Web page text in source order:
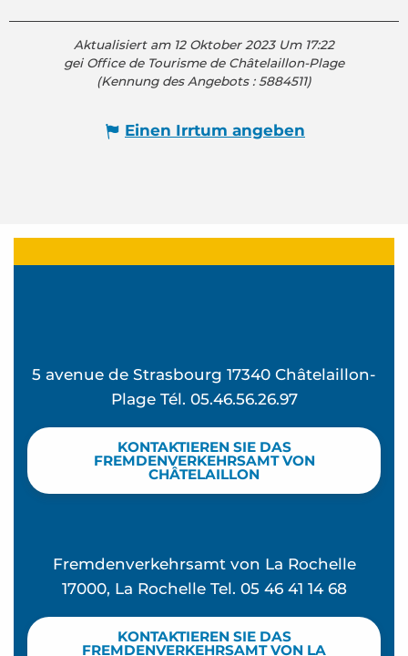
Aktualisiert am 12 Oktober 2023 Um 17:22
gei Office de Tourisme de Châtelaillon-Plage
(Kennung des Angebots :5884511)
Einen Irrtum angeben
5 avenue de Strasbourg 17340 Châtelaillon-
Plage Tél. 05.46.56.26.97
KONTAKTIEREN SIE DAS
FREMDENVERKEHRSAMT VON
CHÂTELAILLON
Fremdenverkehrsamt von La Rochelle
17000, La Rochelle Tel. 05 46 41 14 68
KONTAKTIEREN SIE DAS
FREMDENVERKEHRSAMT VON LA